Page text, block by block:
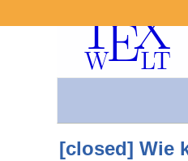
[closed] Wie